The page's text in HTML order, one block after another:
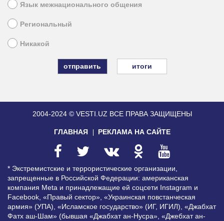
Язык межнационального общения
Региональный
Никакой
итоги
2004-2024 © VESTI.UZ ВСЕ ПРАВА ЗАЩИЩЕНЫ
ГЛАВНАЯ РЕКЛАМА НА САЙТЕ
* Экстремистские и террористические организации,
запрещенные в Российской Федерации: американская
компания Meta и принадлежащие ей соцсети Instagram и
Facebook, «Правый сектор», «Украинская повстанческая
армия» (УПА), «Исламское государство» (ИГ, ИГИЛ), «Джабхат
Фатх аш-Шам» (бывшая «Джабхат ан-Нусра», «Джебхат ан-